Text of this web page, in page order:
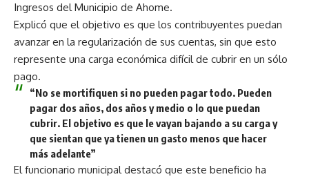
Ingresos del Municipio de Ahome.
Explicó que el objetivo es que los contribuyentes puedan
avanzar en la regularización de sus cuentas, sin que esto
represente una carga económica difícil de cubrir en un sólo
pago.
“No se mortifiquen si no pueden pagar todo. Pueden
pagar dos años, dos años y medio o lo que puedan
cubrir. El objetivo es que le vayan bajando a su carga y
que sientan que ya tienen un gasto menos que hacer
más adelante”
El funcionario municipal destacó que este beneficio ha